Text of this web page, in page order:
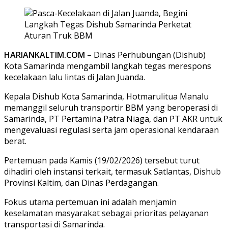
HARIANKALTIM.COM – Dinas Perhubungan (Dishub)
Kota Samarinda mengambil langkah tegas merespons
kecelakaan lalu lintas di Jalan Juanda.
Kepala Dishub Kota Samarinda, Hotmarulitua Manalu
memanggil seluruh transportir BBM yang beroperasi di
Samarinda, PT Pertamina Patra Niaga, dan PT AKR untuk
mengevaluasi regulasi serta jam operasional kendaraan
berat.
Pertemuan pada Kamis (19/02/2026) tersebut turut
dihadiri oleh instansi terkait, termasuk Satlantas, Dishub
Provinsi Kaltim, dan Dinas Perdagangan.
Fokus utama pertemuan ini adalah menjamin
keselamatan masyarakat sebagai prioritas pelayanan
transportasi di Samarinda.